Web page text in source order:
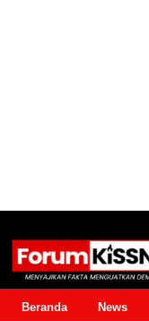
Beranda News